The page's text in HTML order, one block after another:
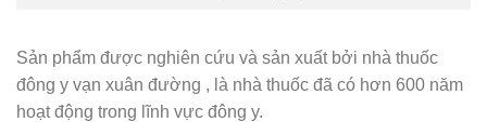
Sản phẩm được nghiên cứu và sản xuất bởi nhà thuốc
đông y vạn xuân đường , là nhà thuốc đã có hơn 600 năm
hoạt động trong lĩnh vực đông y.